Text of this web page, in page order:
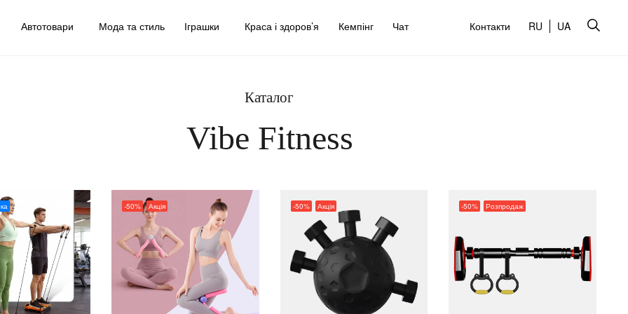
Автотовари Мода та стиль Іграшки Краса і здоров’я Кемпінг Чат Контакти RU UA
Каталог
Vibe Fitness
-50% Акція -50% Акція -50% Розпродаж